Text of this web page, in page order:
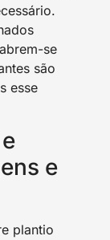
se
são
esse
e
plantio